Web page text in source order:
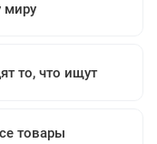
миру
то, что ищут
товары